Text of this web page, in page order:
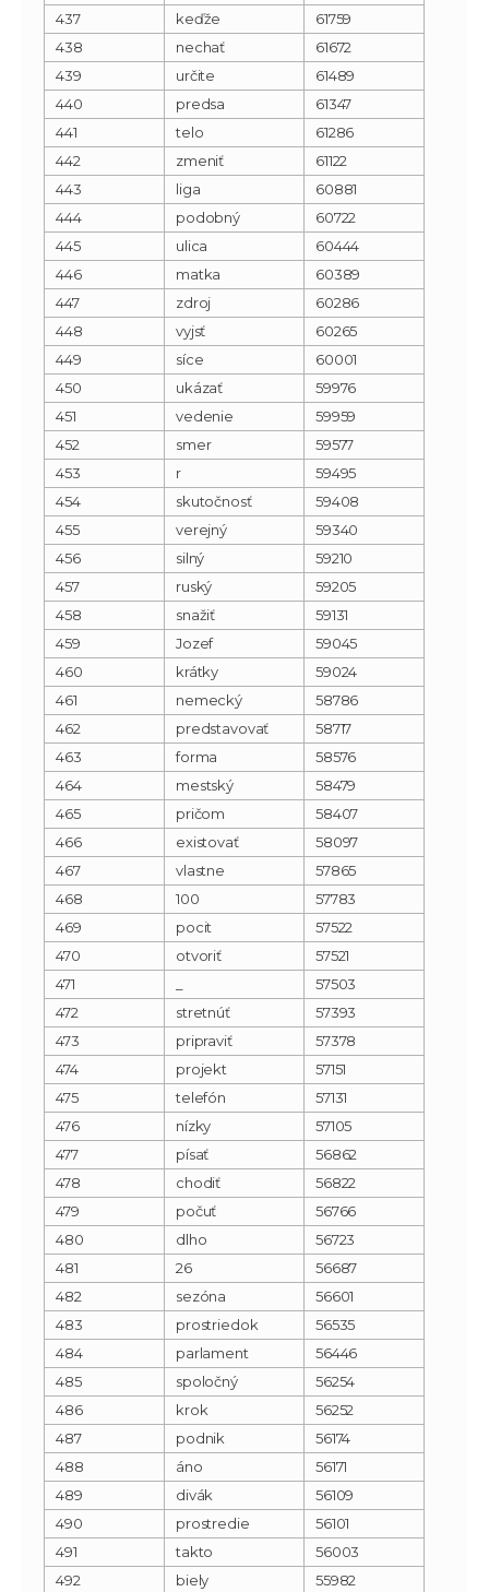
437 keďže
61759
438
nechať
61672
439
určite
61489
440
predsa
61347
441
telo
61286
442
zmeniť
61122
443
liga
60881
444
podobný
60722
445
ulica
60444
446
matka
60389
447
zdroj
60286
448
vyjsť
60265
449
síce
60001
450
ukázať
59976
451
vedenie
59959
452
smer
59577
453
r
59495
454
skutočnosť
59408
455
verejný
59340
456
silný
59210
457
ruský
59205
458
snažiť
59131
459
Jozef
59045
460
krátky
59024
461
nemecký
58786
462
predstavovať
58717
463
forma
58576
464
mestský
58479
465
pričom
58407
466
existovať
58097
467
vlastne
57865
468
100
57783
469
pocit
57522
470
otvoriť
57521
471
57503
472
stretnúť
57393
473
pripraviť
57378
474
projekt
57151
475
telefón
57131
476
nízky
57105
477
písať
56862
478
chodiť
56822
479
počuť
56766
480
dlho
56723
481
26
56687
482
sezóna
56601
483
prostriedok
56535
484
parlament
56446
485
spoločný
56254
486
krok
56252
487
podnik
56174
488
áno
56171
489
divák
56109
490
prostredie
56101
491
takto
56003
492
biely
55982